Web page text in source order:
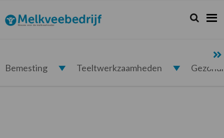
de
hoofdnavigatie
de
hoofd
de
eerste
de
voettekst
Melkveebedrijf.nl Zoeken...
Zoek
Bemesting Teeltwerkzaamheden